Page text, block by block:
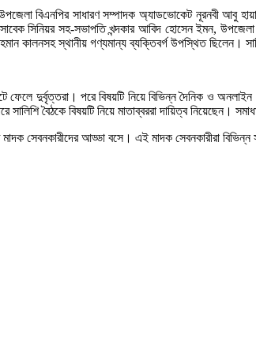
বিএনপির সাধারণ সম্পাদক অ্যাডভোকেট নূরনবী আবু
সিনিয়র সহ-সভাপতি খন্দকার আবিদ হোসেন ইমন, উপজেলা
কালনসহ স্থানীয় গণ্যমান্য ব্যক্তিবর্গ উপস্থিত ছিলেন।
দুর্বৃত্তরা। পরে বিষয়টি নিয়ে বিভিন্ন দৈনিক ও
বৈঠকে বিষয়টি নিয়ে মাতাব্বররা দায়িত্ব নিয়েছেন।
মাদক সেবনকারীদের আড্ডা বসে। এই মাদক সেবনকারীরা